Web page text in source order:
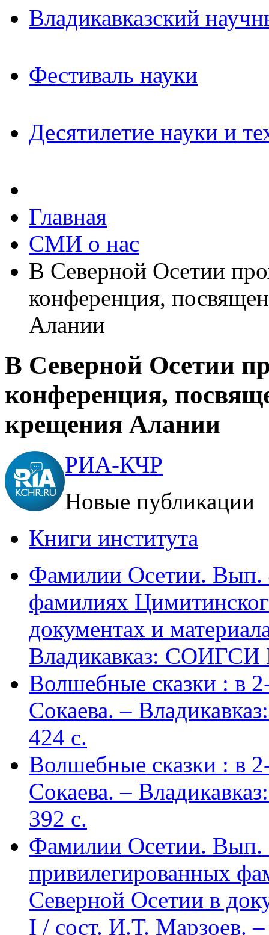
Владикавказский
Фестиваль науки
Десятилетие науки и
Главная
СМИ о нас
В Северной Осетии
конференция,
Алании
В Северной Осетии
конференция,
крещения Алании
РИА-КЧР
Новые публикации
Книги института
Фамилии Осетии. Вып.
фамилиях
документах и
Владикавказ:
Волшебные сказки : в
Сокаева. –
424 c.
Волшебные сказки : в
Сокаева. –
392 c.
Фамилии Осетии. Вып.
привилегированных
Северной Осетии в
I / сост. И.Т. Марзоев.